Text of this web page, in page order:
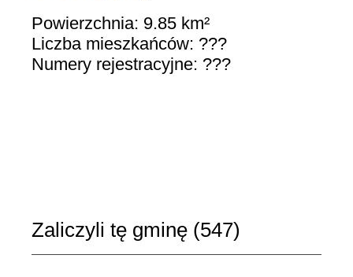
Powierzchnia: 9.85 km²
Liczba mieszkańców: ???
Numery rejestracyjne: ???
Zaliczyli tę gminę (547)